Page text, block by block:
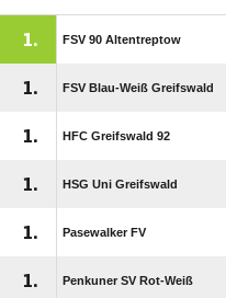
1. FSV 90 Altentreptow
1. FSV Blau-Weiß Greifswald
1. HFC Greifswald 92
1. HSG Uni Greifswald
1. Pasewalker FV
1. Penkuner SV Rot-Weiß